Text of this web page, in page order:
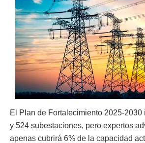
El Plan de Fortalecimiento 2025-
y 524 subestaciones, pero expertos
apenas cubrirá 6% de la capacidad